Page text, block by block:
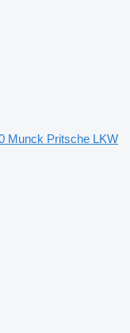
Munck Pritsche LKW